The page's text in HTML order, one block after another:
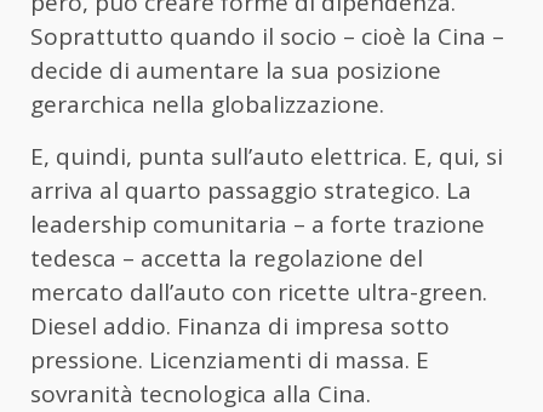
Soprattutto quando il socio – cioè la Cina –
decide di aumentare la sua posizione
gerarchica nella globalizzazione.
E, quindi, punta sull’auto elettrica. E, qui, si
arriva al quarto passaggio strategico. La
leadership comunitaria – a forte trazione
tedesca – accetta la regolazione del
mercato dall’auto con ricette ultra-green.
Diesel addio. Finanza di impresa sotto
pressione. Licenziamenti di massa. E
sovranità tecnologica alla Cina.